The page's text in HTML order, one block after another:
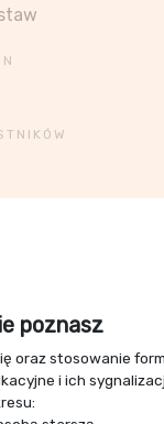
poznasz
oraz stosowanie
i ich